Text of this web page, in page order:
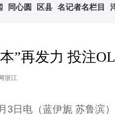
同心圆 区县 名记者名栏目
”再发力 投注
浙江
电（蓝伊旎 苏鲁滨）